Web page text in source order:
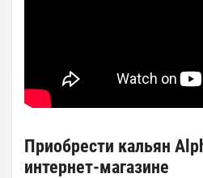
Приобрести кальян
интернет-магазине